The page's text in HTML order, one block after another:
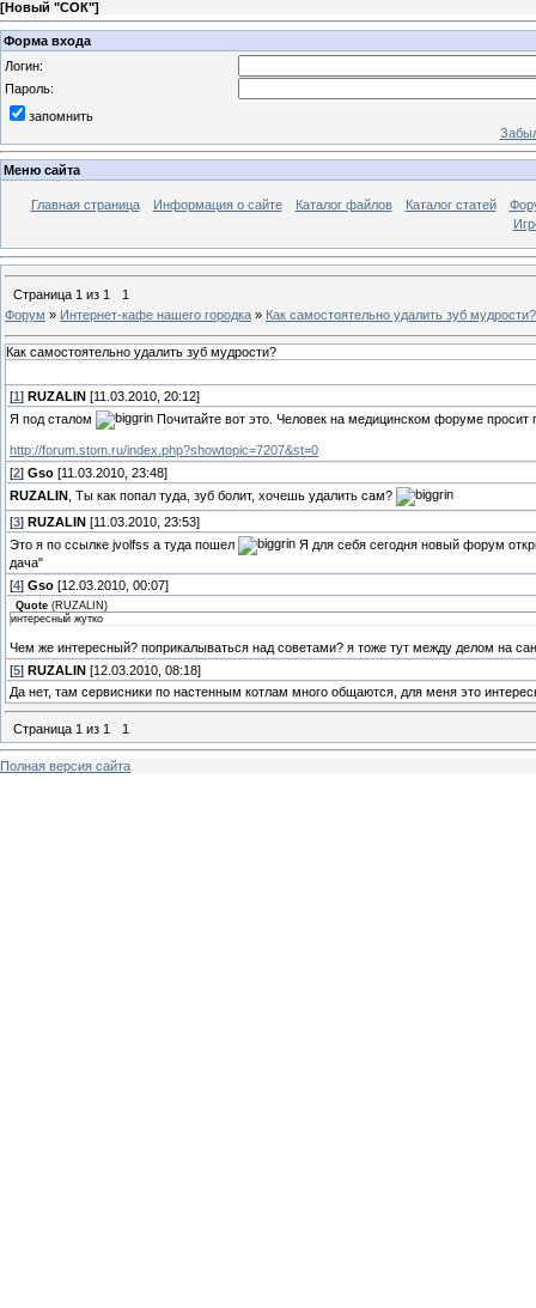
[Новый "СОК"]
Форма входа
Логин:
Пароль:
запомнить
Меню сайта
Главная страница Информация о сайте Каталог файлов Каталог статей
Страница 1 из 1
1
Форум » Интернет-кафе нашего городка » Как самостоятельно удалить зуб мудрости?
Как самостоятельно удалить зуб мудрости?
[1 ] RUZALIN [11.03.2010, 20:12]
Я под сталом
Почитайте вот это. Человек на медицинском форуме
http://forum.stom.ru/index.php?showtopic=7207&st=0
[2] Gso [11.03.2010, 23:48]
RUZALIN , Ты как попал туда, зуб болит, хочешь удалить сам?
[3] RUZALIN [11.03.2010, 23:53]
Это я по ссылке jvolfss а туда пошел
Я для себя сегодня новый форум
дача"
[4] Gso [12.03.2010, 00:07]
Quote (RUZALIN )
интересный жутко
Чем же интересный? поприкалываться над советами? я тоже тут между делом на
[5] RUZALIN [12.03.2010, 08:18]
Да нет, там сервисники по настенным котлам много общаются, для меня это
Страница 1 из 1 1
Полная версия сайта